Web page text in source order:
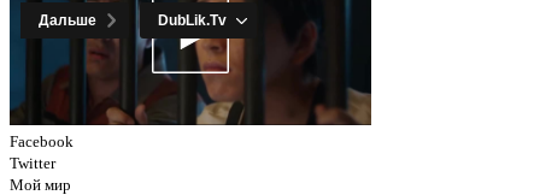
Facebook
Twitter
Мой мир